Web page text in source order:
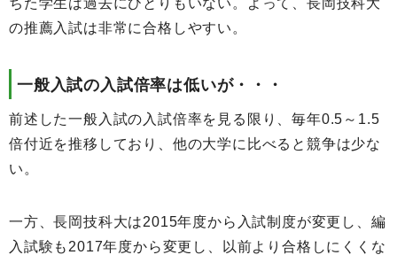
ちた学生は過去にひとりもいない。よって、長岡技科大
の推薦入試は非常に合格しやすい。
一般入試の入試倍率は低いが・・・
前述した一般入試の入試倍率を見る限り、毎年0.5～1.5
倍付近を推移しており、他の大学に比べると競争は少な
い。
一方、長岡技科大は2015年度から入試制度が変更し、編
入試験も2017年度から変更し、以前より合格しにくくな